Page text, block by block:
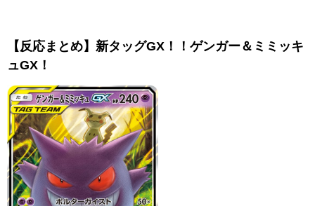
【反応まとめ】新タッグGX！！ゲンガー＆ミミッキ
ュGX！